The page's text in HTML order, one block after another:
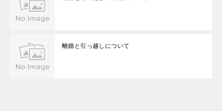
離婚と引っ越しについて